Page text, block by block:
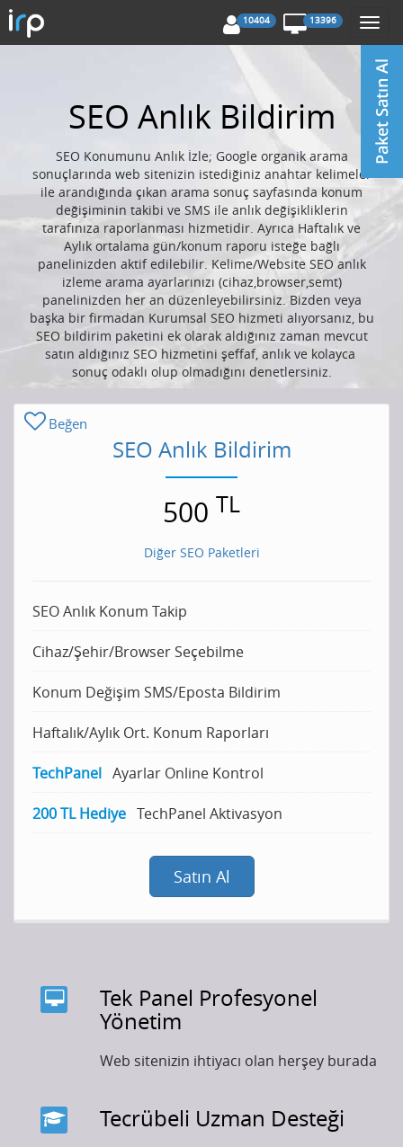
10404 13396
SEO Anlık Bildirim
SEO Konumunu Anlık İzle; Google organik arama
sonuçlarında web sitenizin istediğiniz anahtar kelimeler
ile arandığında çıkan arama sonuç sayfasında konum
değişiminin takibi ve SMS ile anlık değişikliklerin
tarafınıza raporlanması hizmetidir. Ayrıca Haftalık ve
Aylık ortalama gün/konum raporu isteğe bağlı
panelinizden aktif edilebilir. Kelime/Website SEO anlık
izleme arama ayarlarınızı (cihaz,browser,semt)
panelinizden her an düzenleyebilirsiniz. Bizden veya
başka bir firmadan Kurumsal SEO hizmeti alıyorsanız, bu
SEO bildirim paketini ek olarak aldığınız zaman mevcut
satın aldığınız SEO hizmetini şeffaf, anlık ve kolayca
sonuç odaklı olup olmadığını denetlersiniz.
Beğen
SEO Anlık Bildirim
500 TL
Diğer SEO Paketleri
SEO Anlık Konum Takip
Cihaz/Şehir/Browser Seçebilme
Konum Değişim SMS/Eposta Bildirim
Haftalık/Aylık Ort. Konum Raporları
TechPanel Ayarlar Online Kontrol
200 TL Hediye TechPanel Aktivasyon
Satın Al
Tek Panel Profesyonel
Yönetim
Web sitenizin ihtiyacı olan herşey burada
Tecrübeli Uzman Desteği